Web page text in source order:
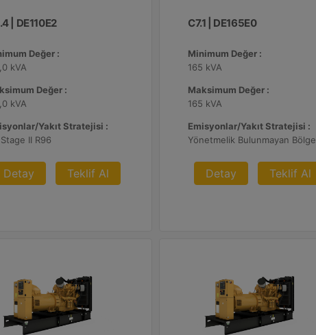
| DE110E2
Değer :
kVA
Değer :
kVA
Yakıt Stratejisi :
II R96
Detay Teklif Al
C7.1 | DE165E0
Minimum Değer :
165 kVA
Maksimum Değer :
165 kVA
Emisyonlar/Yakıt Stratejisi :
Yönetmelik Bulunmayan Bölge
Detay Teklif Al